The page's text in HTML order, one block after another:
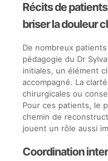
Récits de
briser la douleur
De nombreux
pédagogie du Dr
initiales, un élément
accompagné. La
chirurgicales ou
Pour ces patients, le
chemin de
jouent un rôle aussi
Coordination